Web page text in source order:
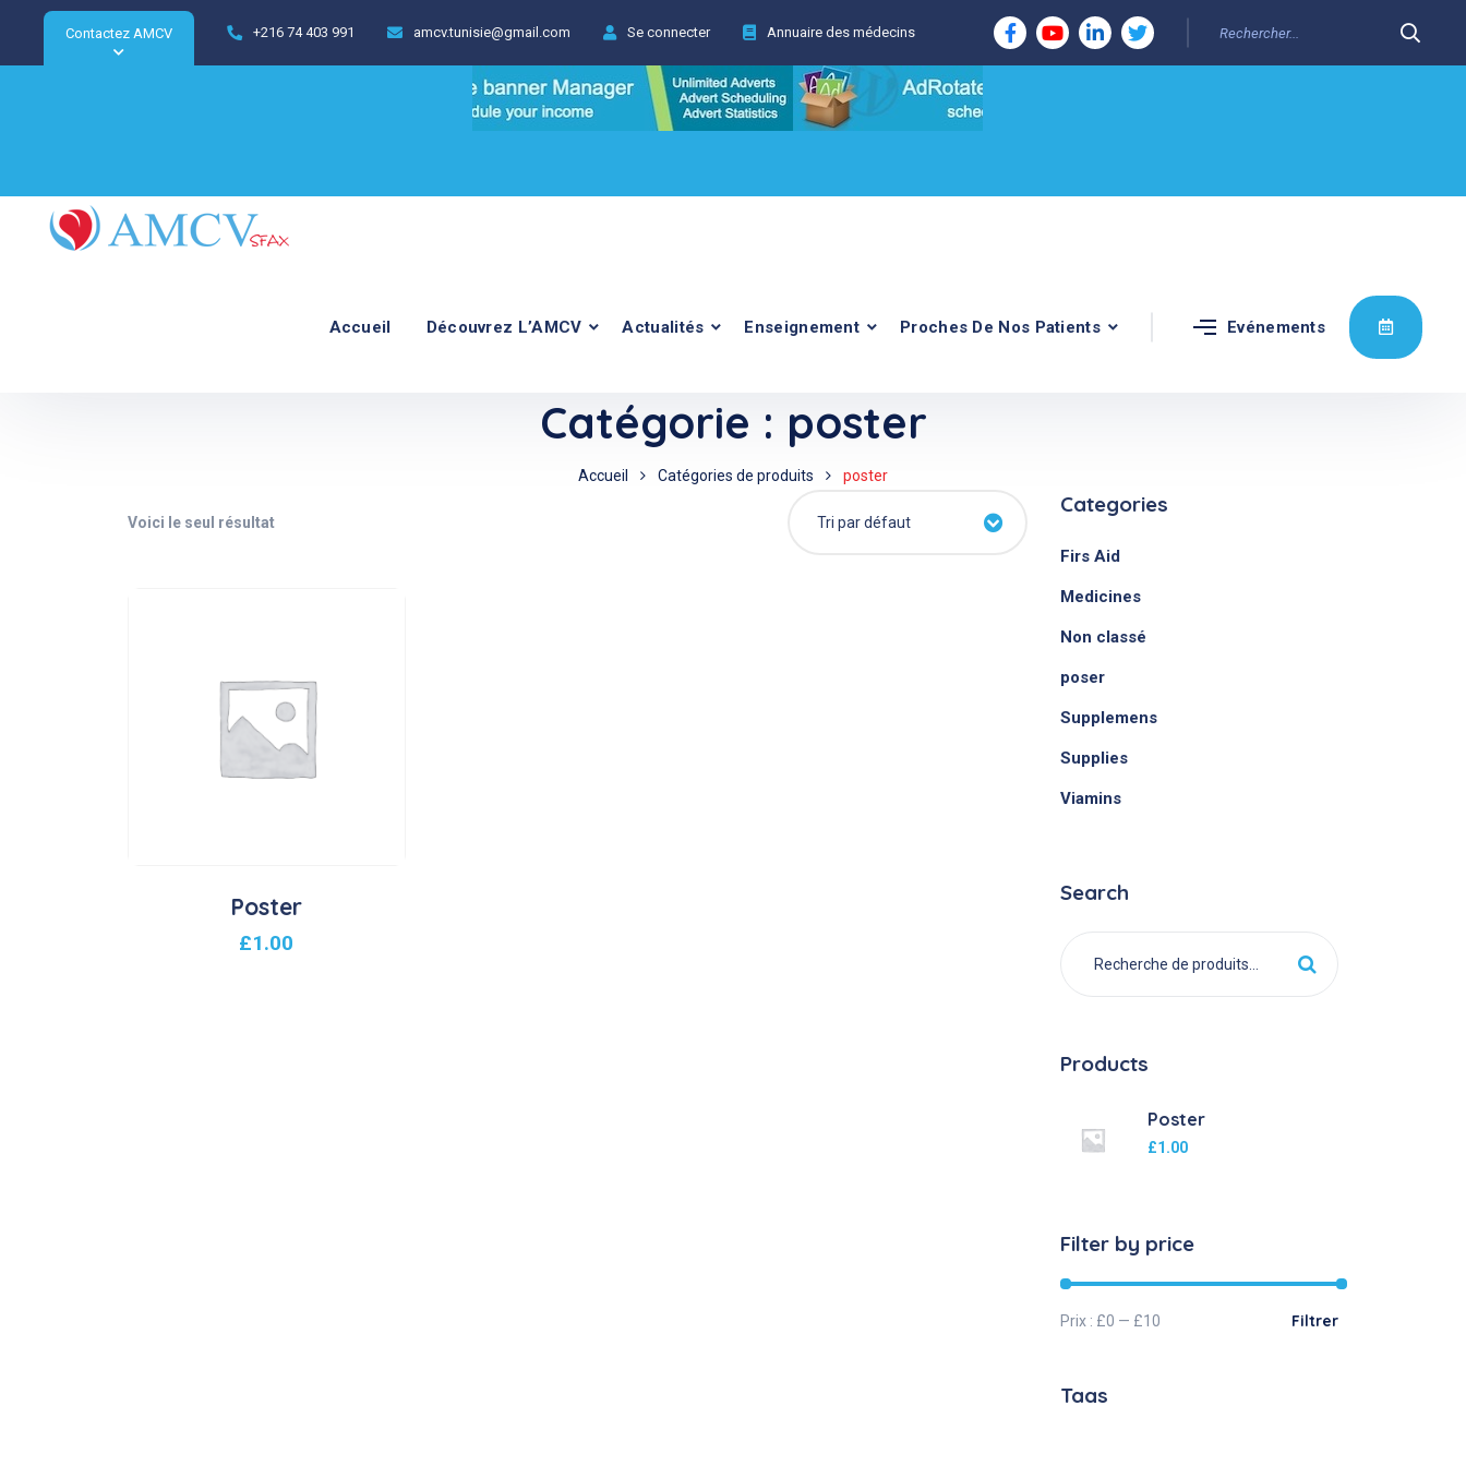
Contactez AMCV +216 74 403 991 amcv.tunisie@gmail.com Se connecter Annuaire des médecins
Accueil Découvrez L’AMCV Actualités Enseignement Proches De Nos Patients Evénements
Catégorie : poster
Accueil Catégories de produits poster
Voici le seul résultat Tri par défaut
Poster
£1.00
Categories
Firs Aid
Medicines
Non classé
poser
Supplemens
Supplies
Viamins
Search
Products
Poster
£1.00
Filter by price
Filtrer
Prix : £0 — £10
Tags